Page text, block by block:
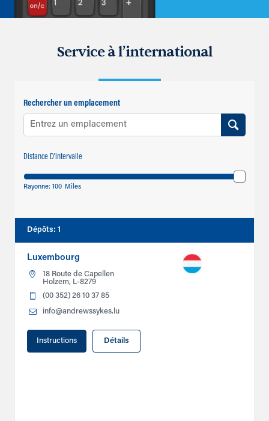
Service à l’international
Rechercher un emplacement
Distance D'intervalle
Rayonne: 100 Miles
Dépôts: 1
Luxembourg
18 Route de Capellen
Holzem, L-8279
(00 352) 26 10 37 85
info@andrewssykes.lu
Instructions Détails